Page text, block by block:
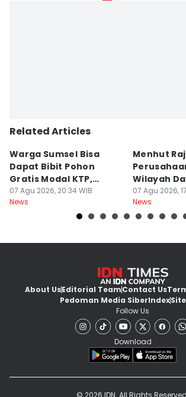
Related Articles
Warga Sumsel Bisa
Dapat Bibit Pohon
Gratis Modal KTP,
Menhut Beberkan
Caranya
07 Agu 2026, 20:34 WIB
News
Menhut
Wilayah
07 Agu 2026,
News
About UsEditorial TeamContact Us
Pedoman Media SiberIndex
Follow Us
Download
© 2026 IDN. All Rights Reserved.